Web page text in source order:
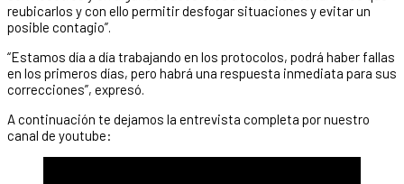
reubicarlos y con ello permitir desfogar situaciones y evitar un
posible contagio”.
“Estamos día a día trabajando en los protocolos, podrá haber fallas
en los primeros días, pero habrá una respuesta inmediata para sus
correcciones”, expresó.
A continuación te dejamos la entrevista completa por nuestro
canal de youtube: